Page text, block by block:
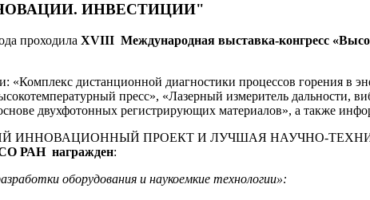
ИНВЕСТИЦИИ"
проходила XVIII Международная выставка-конгресс
«Комплекс дистанционной диагностики процессов горения в
пресс», «Лазерный измеритель дальности,
двухфотонных регистрирующих материалов», а также
ИННОВАЦИОННЫЙ ПРОЕКТ И ЛУЧШАЯ НАУЧНО-
РАН награжден:
оборудования и наукоемкие технологии»: